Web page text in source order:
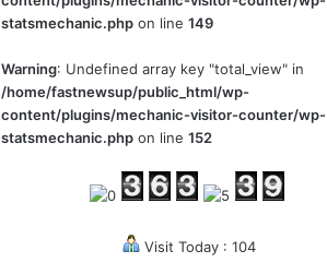
statsmechanic.php on line149
Warning: Undefined array key "total_view" in
/home/fastnewsup/public_html/wp-
content/plugins/mechanic-visitor-counter/wp-
statsmechanic.php on line152
Visit Today : 104